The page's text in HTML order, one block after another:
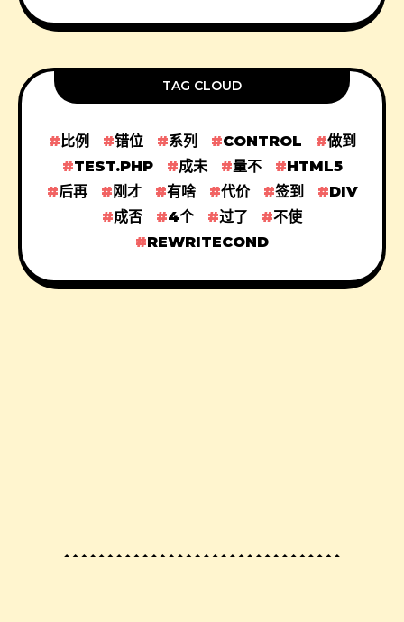
TAG CLOUD
比例 错位 系列 CONTROL
做到
TEST.PHP
成未 量不
HTML5
后再
刚才 有啥 代价 签到
DIV
成否
4个 过了
不使
REWRITECOND